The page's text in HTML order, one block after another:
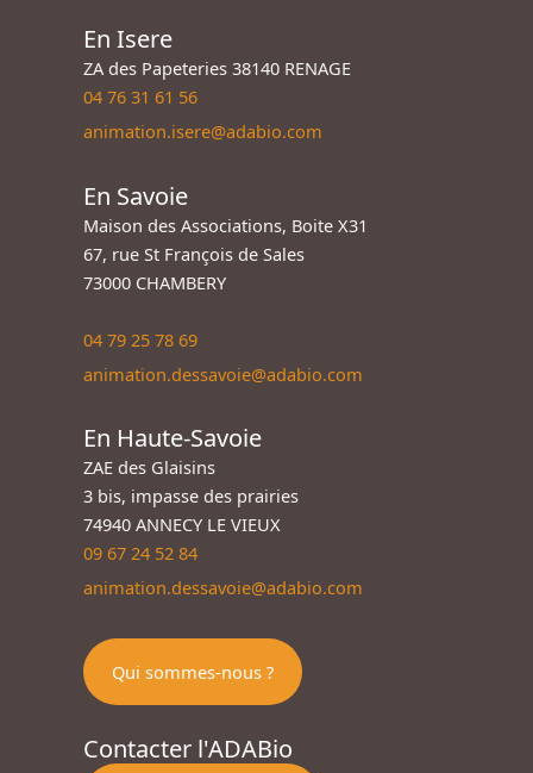
En Isere
ZA des Papeteries 38140 RENAGE
04 76 31 61 56
animation.isere@adabio.com
En Savoie
Maison des Associations, Boite X31
67, rue St François de Sales
73000 CHAMBERY
04 79 25 78 69
animation.dessavoie@adabio.com
En Haute-Savoie
ZAE des Glaisins
3 bis, impasse des prairies
74940 ANNECY LE VIEUX
09 67 24 52 84
animation.dessavoie@adabio.com
Qui sommes-nous ?
Contacter l'ADABio